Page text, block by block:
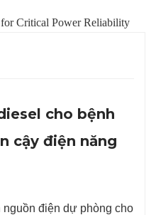
cho bệnh
cậy điện năng
điện dự phòng cho